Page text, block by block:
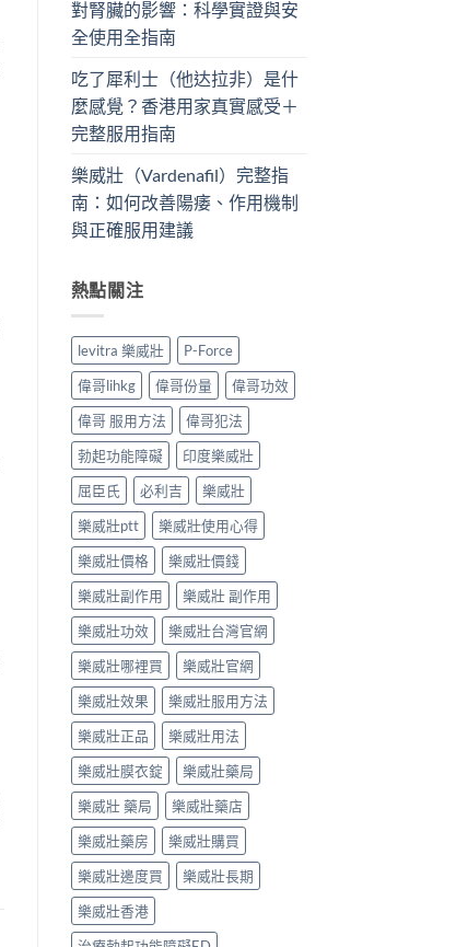
對腎臟的影響：科學實證與安
全使用全指南
吃了犀利士（他达拉非）是什
麼感覺？香港用家真實感受＋
完整服用指南
樂威壯（Vardenafil）完整指
南：如何改善陽痿、作用機制
與正確服用建議
熱點關注
levitra 樂威壯
P-Force
偉哥lihkg
偉哥份量
偉哥功效
偉哥 服用方法
偉哥犯法
勃起功能障礙
印度樂威壯
屈臣氏
必利吉
樂威壯
樂威壯ptt
樂威壯使用心得
樂威壯價格
樂威壯價錢
樂威壯副作用
樂威壯 副作用
樂威壯功效
樂威壯台灣官網
樂威壯哪裡買
樂威壯官網
樂威壯效果
樂威壯服用方法
樂威壯正品
樂威壯用法
樂威壯膜衣錠
樂威壯藥局
樂威壯 藥局
樂威壯藥店
樂威壯藥房
樂威壯購買
樂威壯邊度買
樂威壯長期
樂威壯香港